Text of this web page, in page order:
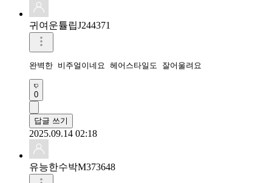
귀여운튤립J244371
0
답글 쓰기
2025.09.14 02:18
유능한수박M373648